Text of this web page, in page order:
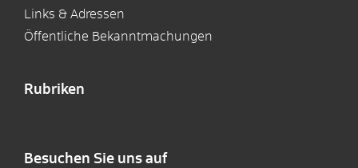
Links & Adressen
Öffentliche Bekanntmachungen
Rubriken
Besuchen Sie uns auf